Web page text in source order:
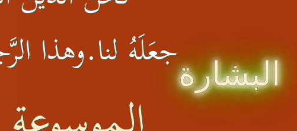
البشارةجعَلَهُ لنا.وهذا